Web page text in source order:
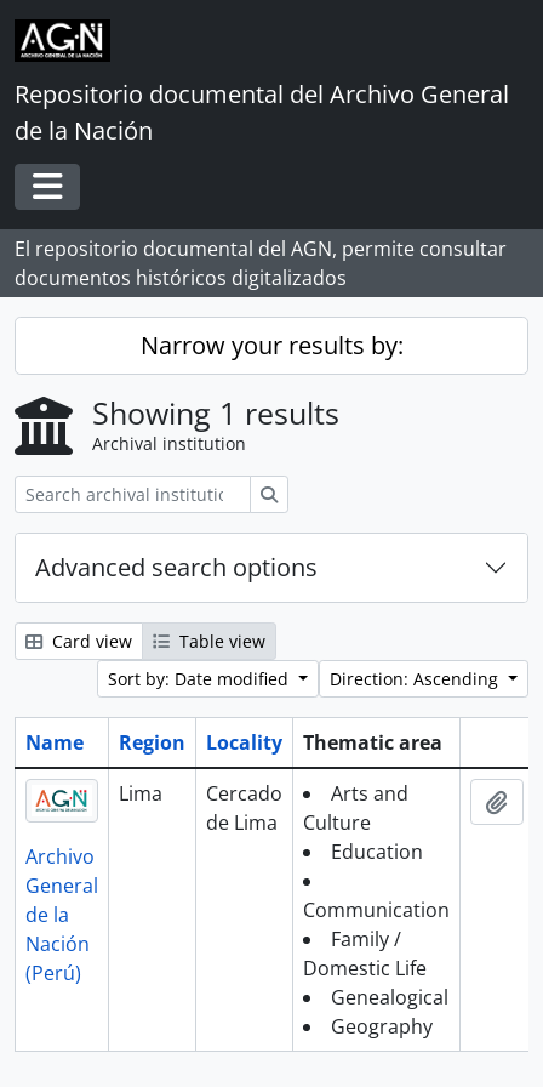
Skip to main content
Repositorio documental del Archivo General
de la Nación
Toggle navigation
El repositorio documental del AGN, permite consultar
documentos históricos digitalizados
Narrow your results by:
Showing 1 results
Archival institution
Advanced search options
Card view
Table view
Sort by: Date modified
Direction: Ascending
Name Region Locality
Thematic area
Archivo
General
de la
Nación
(Perú)
Lima
Cercado
de Lima
Arts and
Culture
Education
Communication
Family /
Domestic Life
Genealogical
Geography